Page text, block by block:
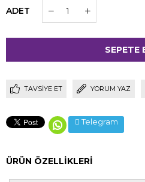
ADET
TAVSIYE ET YORUM YAZ
Telegram
ÜRÜN ÖZELLIKLERI